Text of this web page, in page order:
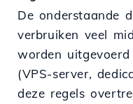
De onderstaande
verbruiken veel
worden
(VPS-server,
deze regels